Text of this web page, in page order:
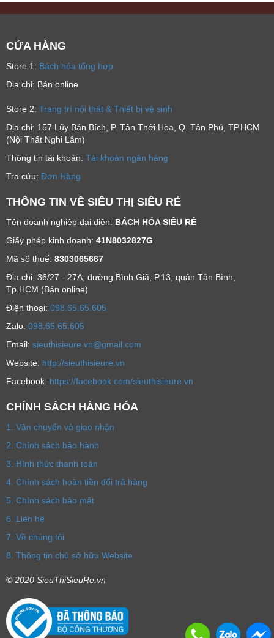
CỬA HÀNG
Store 1: Bách hóa tổng hợp
Địa chỉ: Bán online
Store 2: Trang trí nội thất & Thiết bị vệ sinh
Địa chỉ: 157 Lũy Bán Bích, P. Tân Thới Hòa, Q. Tân Phú, TP.HCM
(Nội Thất Nghi Lâm)
Thông tin tài khoản: Tài khoản ngân hàng
Tra cứu: Đơn Hàng
THÔNG TIN VỀ SIÊU THỊ SIÊU RẺ
Tên doanh nghiệp đại diện: BÁCH HÓA SIÊU RẺ
Giấy phép kinh doanh: 41N8032827G
Mã số thuế: 8303065667
Địa chỉ: 36/27 - 27A, đường Bình Giã, P.13, quận Tân Bình,
Tp.HCM (Bán online)
Ðiện thoại: 098.65.65.605
Zalo: 098.65.65.605
Email: sieuthisieure.vn@gmail.com
Website: http://sieuthisieure.vn
Facebook: https://facebook.com/sieuthisieure.vn
CHÍNH SÁCH HÀNG HÓA
1. Vận chuyển và giao nhận
2. Chính sách bảo hành
3. Hình thức thanh toán
4. Chính sách hoàn tiền đổi trả hàng
5. Chính sách bảo mật
6. Liên hệ
7. Về chúng tôi
8. Thông tin chủ sở hữu Website
© 2020 SieuThiSieuRe.vn